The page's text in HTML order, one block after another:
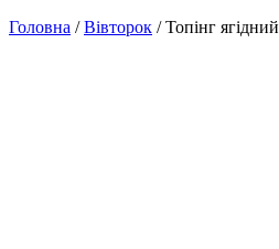
Головна /Вівторок / Топінг ягідний